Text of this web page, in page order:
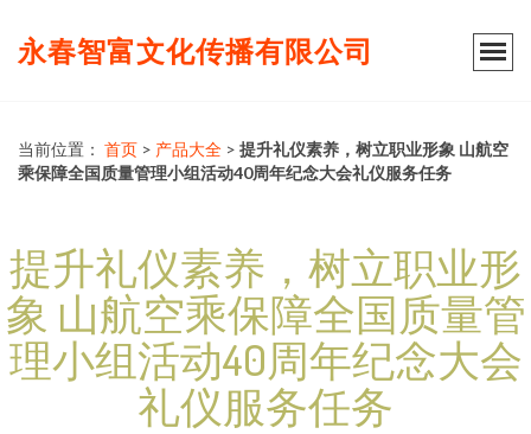
永春智富文化传播有限公司
当前位置： 首页 > 产品大全 > 提升礼仪素养，树立职业形象 山航空
乘保障全国质量管理小组活动40周年纪念大会礼仪服务任务
提升礼仪素养，树立职业形
象 山航空乘保障全国质量管
理小组活动40周年纪念大会
礼仪服务任务